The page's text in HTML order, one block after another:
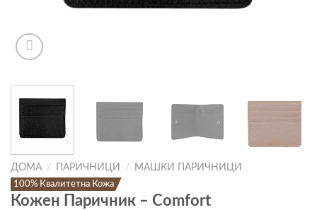
ДОМА / ПАРИЧНИЦИ / МАШКИ ПАРИЧНИЦИ
100% Квалитетна Кожа
Кожен Паричник – Comfort